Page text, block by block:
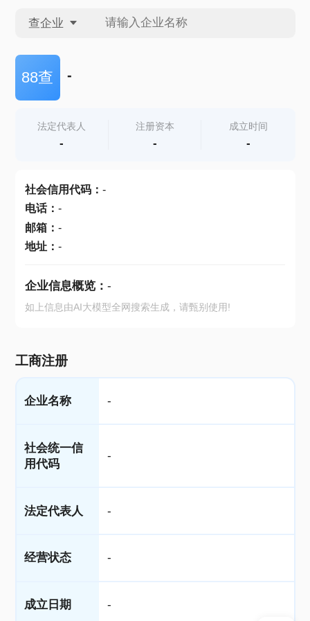
查企业
查企业
查产地
88查 -
法定代表人
-
注册资本
-
成立时间
-
社会信用代码： -
电话： -
邮箱： -
地址： -
企业信息概览： -
如上信息由AI大模型全网搜索生成，请甄别使用!
工商注册
企业名称 -
社会统一信
用代码
-
法定代表人 -
经营状态 -
成立日期 -